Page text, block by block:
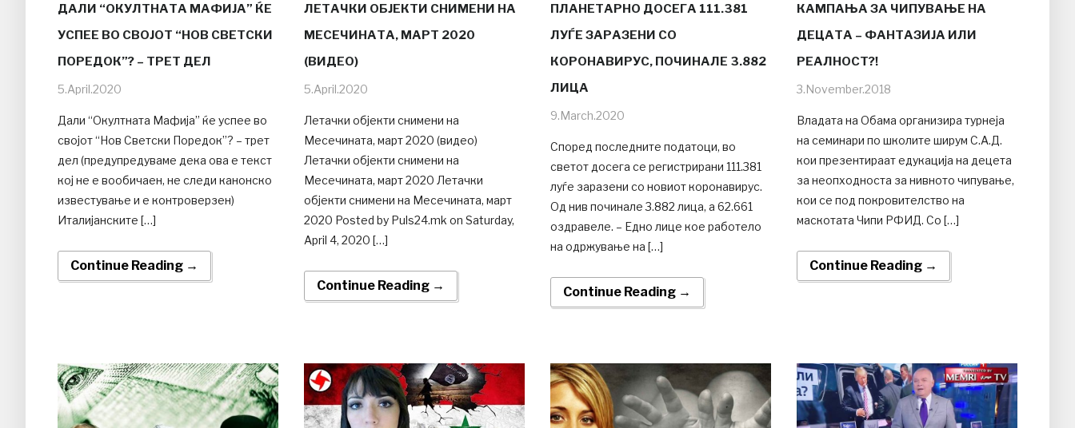
ДАЛИ “ОКУЛТНАТА МАФИЈА” ЌЕ
УСПЕЕ ВО СВОЈОТ “НОВ СВЕТСКИ
ПОРЕДОК”? – ТРЕТ ДЕЛ
5.April.2020
Дали “Окултната Мафија” ќе успее во
својот “Нов Светски Поредок”? – трет
дел (предупредуваме дека ова е текст
кој не е вообичаен, не следи канонско
известување и е контроверзен)
Италијанските […]
Continue Reading →
ЛЕТАЧКИ ОБЈЕКТИ СНИМЕНИ НА
МЕСЕЧИНАТА, МАРТ 2020
(ВИДЕО)
5.April.2020
Летачки објекти снимени на
Месечината, март 2020 (видео)
Летачки објекти снимени на
Месечината, март 2020 Летачки
објекти снимени на Месечината, март
2020 Posted by Puls24.mk on Saturday,
April 4, 2020 […]
Continue Reading →
ПЛАНЕТАРНО ДОСЕГА 111.381
ЛУЃЕ ЗАРАЗЕНИ СО
КОРОНАВИРУС, ПОЧИНАЛЕ 3.882
ЛИЦА
9.March.2020
Според последните податоци, во
светот досега се регистрирани 111.381
луѓе заразени со новиот коронавирус.
Од нив починале 3.882 лица, а 62.661
оздравеле. – Едно лице кое работело
на одржување на […]
Continue Reading →
КАМПАЊА ЗА ЧИПУВАЊЕ НА
ДЕЦАТА – ФАНТАЗИЈА ИЛИ
РЕАЛНОСТ?!
3.November.2018
Владата на Обама организира турнеја
на семинари по школите ширум С.А.Д.
кои презентираат едукација на децета
за неопходноста за нивното чипување,
кои се под покровителство на
маскотата Чипи РФИД. Со […]
Continue Reading →